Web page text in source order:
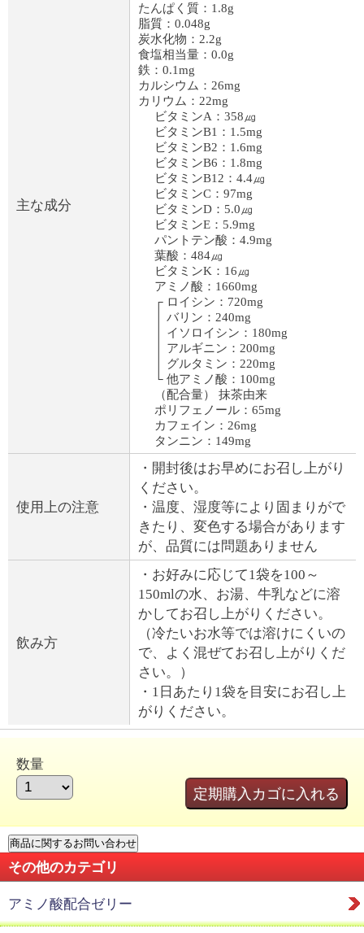
主な成分
たんぱく質：1.8g
脂質：0.048g
炭水化物：2.2g
食塩相当量：0.0g
鉄：0.1mg
カルシウム：26mg
カリウム：22mg
ビタミンA：358㎍
ビタミンB1：1.5mg
ビタミンB2：1.6mg
ビタミンB6：1.8mg
ビタミンB12：4.4㎍
ビタミンC：97mg
ビタミンD：5.0㎍
ビタミンE：5.9mg
パントテン酸：4.9mg
葉酸：484㎍
ビタミンK：16㎍
アミノ酸：1660mg
┌ ロイシン：720mg
│ バリン：240mg
│ イソロイシン：180mg
│ アルギニン：200mg
│ グルタミン：220mg
└ 他アミノ酸：100mg
（配合量） 抹茶由来
ポリフェノール：65mg
カフェイン：26mg
タンニン：149mg
使用上の注意
・開封後はお早めにお召し上がり
ください。
・温度、湿度等により固まりがで
きたり、変色する場合があります
が、品質には問題ありません
飲み方
・お好みに応じて1袋を100～
150mlの水、お湯、牛乳などに溶
かしてお召し上がりください。
（冷たいお水等では溶けにくいの
で、よく混ぜてお召し上がりくだ
さい。）
・1日あたり1袋を目安にお召し上
がりください。
数量
その他のカテゴリ
アミノ酸配合ゼリー